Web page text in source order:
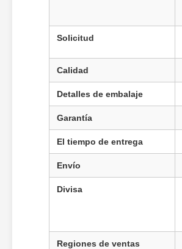
Solicitud
Calidad
Detalles de embalaje
Garantía
El tiempo de entrega
Envío
Divisa
Regiones de ventas